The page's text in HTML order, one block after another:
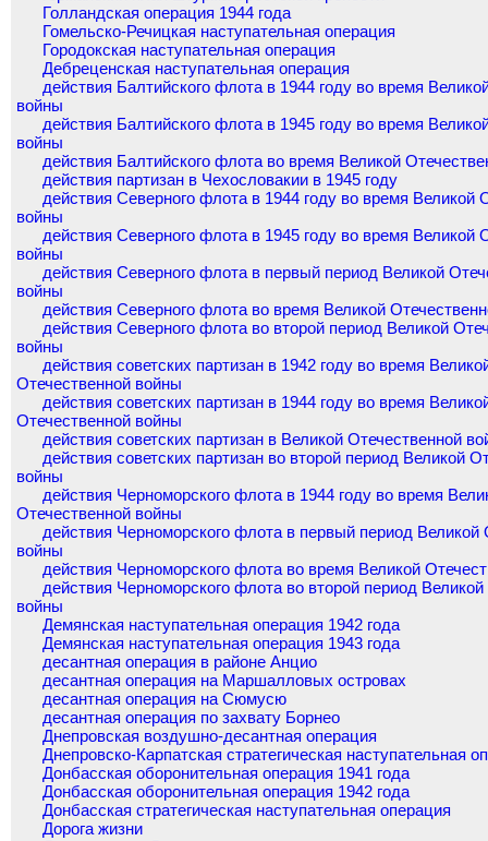
Голландская операция 1944 года
Гомельско-Речицкая наступательная операция
Городокская наступательная операция
Дебреценская наступательная операция
действия Балтийского флота в 1944 году во время
войны
действия Балтийского флота в 1945 году во время
войны
действия Балтийского флота во время Великой
действия партизан в Чехословакии в 1945 году
действия Северного флота в 1944 году во время Великой
войны
действия Северного флота в 1945 году во время Великой
войны
действия Северного флота в первый период Великой
войны
действия Северного флота во время Великой
действия Северного флота во второй период Великой
войны
действия советских партизан в 1942 году во время
Отечественной войны
действия советских партизан в 1944 году во время
Отечественной войны
действия советских партизан в Великой Отечественной
действия советских партизан во второй период Великой
войны
действия Черноморского флота в 1944 году во время
Отечественной войны
действия Черноморского флота в первый период Великой
войны
действия Черноморского флота во время Великой
действия Черноморского флота во второй период
войны
Демянская наступательная операция 1942 года
Демянская наступательная операция 1943 года
десантная операция в районе Анцио
десантная операция на Маршалловых островах
десантная операция на Сюмусю
десантная операция по захвату Борнео
Днепровская воздушно-десантная операция
Днепровско-Карпатская стратегическая наступательная
Донбасская оборонительная операция 1941 года
Донбасская оборонительная операция 1942 года
Донбасская стратегическая наступательная операция
Дорога жизни